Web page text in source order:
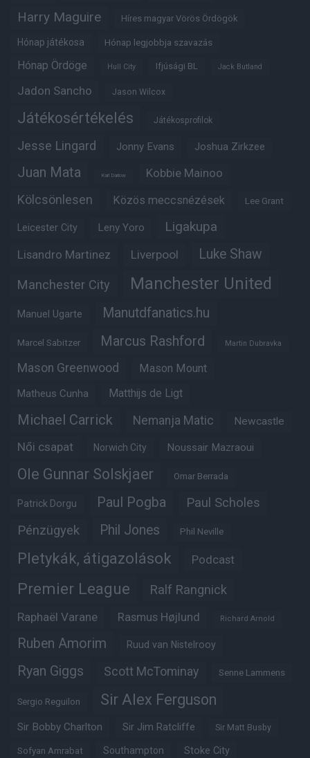
Harry Maguire Híres magyar Vörös Ördögök
Hónap játékosa Hónap legjobbja szavazás
Hónap Ördöge Hull City Ifjúsági BL Jack Butland
Jadon Sancho Jason Wilcox
Játékosértékelés Játékosprofilok
Jesse Lingard Jonny Evans Joshua Zirkzee
Juan Mata Karl Darlow Kobbie Mainoo
Kölcsönlesen Közös meccsnézések Lee Grant
Leicester City Leny Yoro Ligakupa
Lisandro Martinez Liverpool Luke Shaw
Manchester City Manchester United
Manuel Ugarte Manutdfanatics.hu
Marcel Sabitzer Marcus Rashford Martin Dubravka
Mason Greenwood Mason Mount
Matheus Cunha Matthijs de Ligt
Michael Carrick Nemanja Matic Newcastle
Női csapat Norwich City Noussair Mazraoui
Ole Gunnar Solskjaer Omar Berrada
Patrick Dorgu Paul Pogba Paul Scholes
Pénzügyek Phil Jones Phil Neville
Pletykák, átigazolások Podcast
Premier League Ralf Rangnick
Raphaël Varane Rasmus Højlund Richard Arnold
Ruben Amorim Ruud van Nistelrooy
Ryan Giggs Scott McTominay Senne Lammens
Sergio Reguilon Sir Alex Ferguson
Sir Bobby Charlton Sir Jim Ratcliffe Sir Matt Busby
Sofyan Amrabat Southampton Stoke City